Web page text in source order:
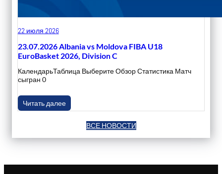
22 июля 2026
23.07.2026 Albania vs Moldova FIBA U18
EuroBasket 2026, Division C
КалендарьТаблица Выберите Обзор Статистика Матч
сыгран 0
Читать далее
ВСЕ НОВОСТИ